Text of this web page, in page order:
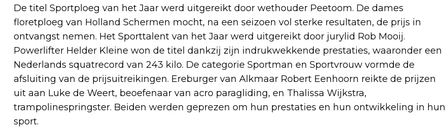
De titel Sportploeg van het Jaar werd uitgereikt door wethouder Peetoom. De dames
floretploeg van Holland Schermen mocht, na een seizoen vol sterke resultaten, de prijs in
ontvangst nemen. Het Sporttalent van het Jaar werd uitgereikt door jurylid Rob Mooij.
Powerlifter Helder Kleine won de titel dankzij zijn indrukwekkende prestaties, waaronder een
Nederlands squatrecord van 243 kilo. De categorie Sportman en Sportvrouw vormde de
afsluiting van de prijsuitreikingen. Ereburger van Alkmaar Robert Eenhoorn reikte de prijzen
uit aan Luke de Weert, beoefenaar van acro paragliding, en Thalissa Wijkstra,
trampolinespringster. Beiden werden geprezen om hun prestaties en hun ontwikkeling in hun
sport.